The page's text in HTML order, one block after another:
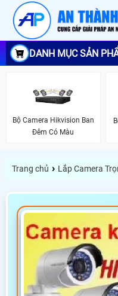
DANH MỤC SẢN
Bộ Camera Hikvision Ban
Đêm Có Màu
Trang chủ › Lắp Camera